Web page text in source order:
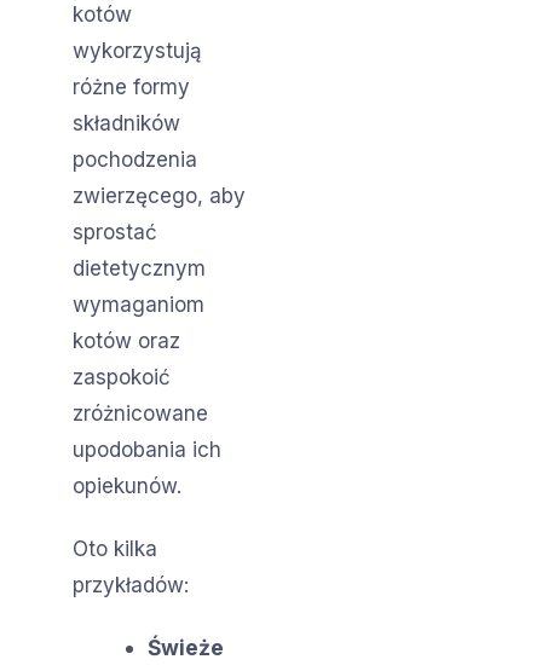
kotów
wykorzystują
różne formy
składników
pochodzenia
zwierzęcego, aby
sprostać
dietetycznym
wymaganiom
kotów oraz
zaspokoić
zróżnicowane
upodobania ich
opiekunów.
Oto kilka
przykładów:
Świeże